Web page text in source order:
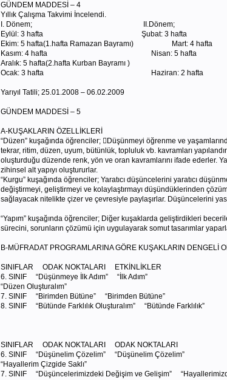
GÜNDEM MADDESİ – 4
Yıllık Çalışma Takvimi İncelendi.
I. Dönem; II.Dönem;
Eylül: 3 hafta Şubat: 3 hafta
Ekim: 5 hafta(1.hafta Ramazan Bayramı) Mart: 4 hafta
Kasım: 4 hafta Nisan: 5 hafta
Aralık: 5 hafta(2.hafta Kurban Bayramı )
Ocak: 3 hafta Haziran: 2 hafta
Yarıyıl Tatili; 25.01.2008 – 06.02.2009
GÜNDEM MADDESİ – 5
A-KUŞAKLARIN ÖZELLİKLERİ
“Düzen” kuşağında öğrenciler; Düşünmeyi öğrenme ve
tekrar, ritim, düzen, uyum, bütünlük, topluluk vb. kavramları
oluşturduğu düzende renk, yön ve oran kavramlarını ifade ederler.
zihinsel alt yapıyı oluştururlar.
“Kurgu” kuşağında öğrenciler; Yaratıcı düşüncelerini yaratıcı
değiştirmeyi, geliştirmeyi ve kolaylaştırmayı düşündüklerinden
sağlayacak nitelikte çizer ve çevresiyle paylaşırlar. Düşüncelerini
“Yapım” kuşağında öğrenciler; Diğer kuşaklarda geliştirdikleri
sürecini, sorunların çözümü için uygulayarak somut tasarımlar
B-MÜFRADAT PROGRAMLARINA GÖRE KUŞAKLARIN DENGELİ
SINIFLAR ODAK NOKTALARI ETKİNLİKLER
6. SINIF “Düşünmeye İlk Adım” “İlk Adım”
“Düzen Oluşturalım”
7. SINIF “Birimden Bütüne” “Birimden Bütüne”
8. SINIF “Bütünde Farklılık Oluşturalım” “Bütünde Farklılık”
SINIFLAR ODAK NOKTALARI ODAK NOKTALARI
6. SINIF “Düşünelim Çözelim” “Düşünelim Çözelim”
“Hayallerim Çizgide Saklı”
7. SINIF “Düşüncelerimizdeki Değişim ve Gelişim”